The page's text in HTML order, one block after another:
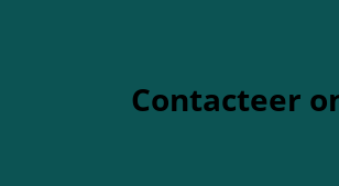
Contacteer